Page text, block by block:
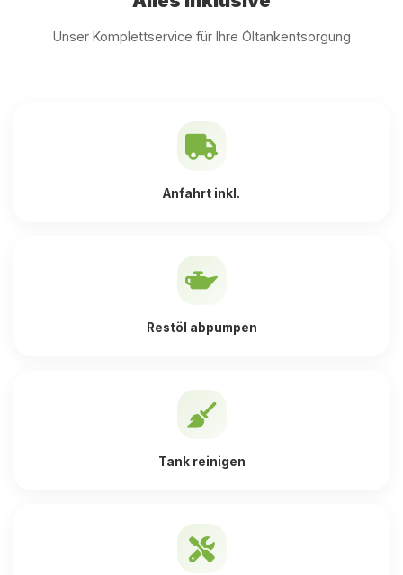
Unser Komplettservice für Ihre Öltankentsorgung
Anfahrt inkl.
Restöl abpumpen
Tank reinigen